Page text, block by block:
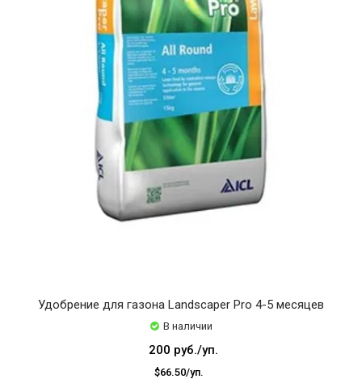
Удобрение для газона Landscaper Pro 4-5 месяцев
В наличии
200 руб./уп.
$66.50/уп.